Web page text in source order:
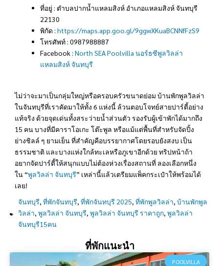
ที่อยู่ : ตำบลปากน้ำแหลมสิงห์ อำเภอแหลมสิงห์ จันทบุรี
22130
พิกัด : https://maps.app.goo.gl/9ggwXKuaBCNNfFzS9
โทรศัพท์ : 0987988887
Facebook : North SEA Poolvilla นอร์ธซีพูลวิลล่า
แหลมสิงห์ จันทบุรี
ไม่ว่าจะมาเป็นกลุ่มใหญ่หรือครอบครัวขนาดย่อม บ้านพักพูลวิลล่า
ในจันทบุรีที่เราคัดมาให้ทั้ง 6 แห่งนี้ ล้วนตอบโจทย์สายปาร์ตี้อย่าง
แท้จริง ด้วยจุดเด่นทั้งสระว่ายน้ำส่วนตัว รองรับผู้เข้าพักได้มากถึง
15 คน บางที่มีคาราโอเกะ โต๊ะพูล หรือแม้แต่พื้นที่สำหรับจัดปิ้ง
ย่างชิลล์ ๆ ยามเย็น ที่สำคัญคือบรรยากาศโดยรอบยังสงบ เป็น
ธรรมชาติ และบางแห่งใกล้ทะเลหรือภูเขาอีกด้วย ทริปหน้าถ้า
อยากจัดปาร์ตี้ให้สนุกแบบไม่ต้องห่วงเรื่องสถานที่ ลองเลือกหนึ่ง
ใน “พูลวิลล่า จันทบุรี” เหล่านี้แล้วเตรียมแพ็คกระเป๋าให้พร้อมได้
เลย!
จันทบุรี, ที่พักจันทบุรี, ที่พักจันทบุรี 2025, ที่พักพูลวิลล่า, บ้านพักพูล
วิลล่า, พูลวิลล่า จันทบุรี, พูลวิลล่า จันทบุรี ราคาถูก, พูลวิลล่า
จันทบุรี15คน
ที่พักแนะนำ
POOLVILLA